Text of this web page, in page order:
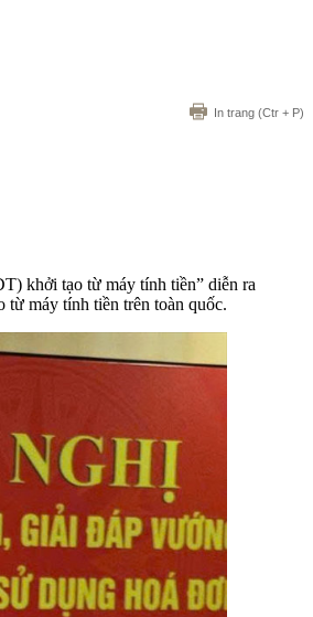
In trang (Ctr + P)
khởi tạo từ máy tính tiền” diễn ra
máy tính tiền trên toàn quốc.